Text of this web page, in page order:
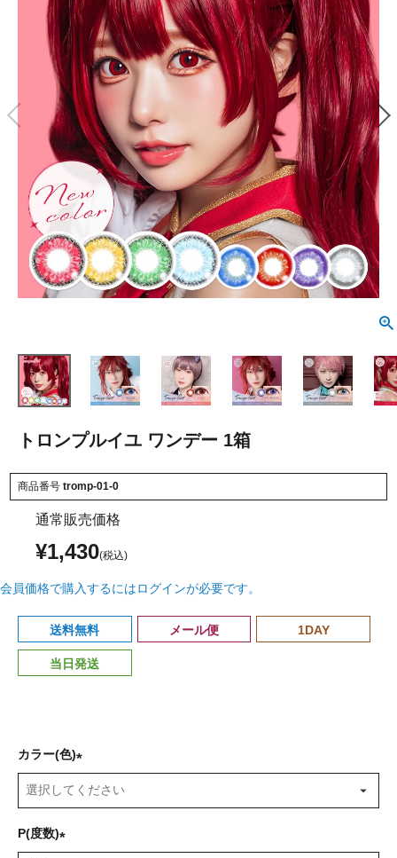
トロンプルイユ ワンデー 1箱
商品番号 tromp-01-0
通常販売価格
¥1,430
会員価格で購入するにはログインが必要です。
送料無料 メール便 1DAY
当日発送
カラー(色)
必
)
P(度数)